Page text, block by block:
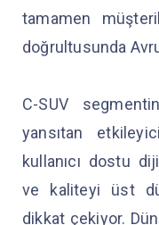
tamamen
doğrultusunda
C-SUV
yansıtan
kullanıcı dostu
ve kaliteyi üst
dikkat çekiyor.